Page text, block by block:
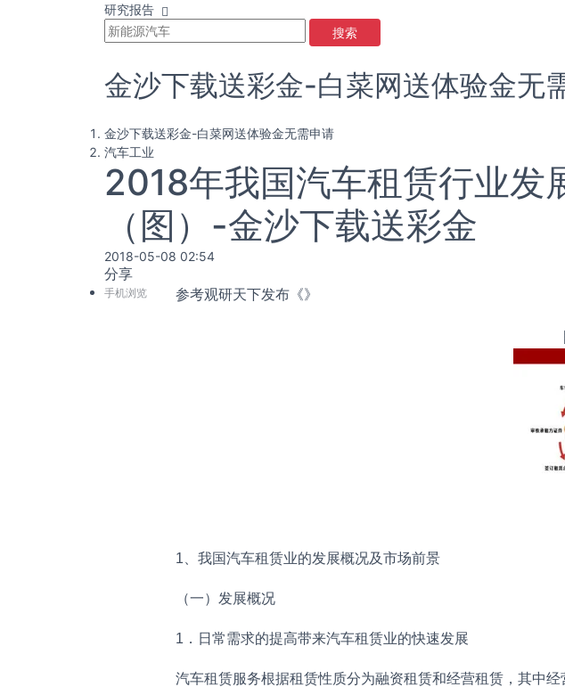
研究报告
搜索
金沙下载送彩金-白菜网送体验金无
金沙下载送彩金-白菜网送体验金无需申请
汽车工业
2018年我国汽车租赁行业发
（图）-金沙下载送彩金
2018-05-08 02:54
分享
手机浏览 参考观研天下发布《》
1、我国汽车租赁业的发展概况及市场前景
（一）发展概况
1．日常需求的提高带来汽车租赁业的快速发展
汽车租赁服务根据租赁性质分为融资租赁和经营租赁，其中经